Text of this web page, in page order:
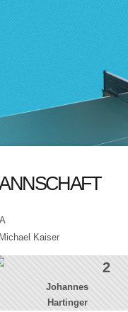
Kaiser
2
Johannes
Hartinger